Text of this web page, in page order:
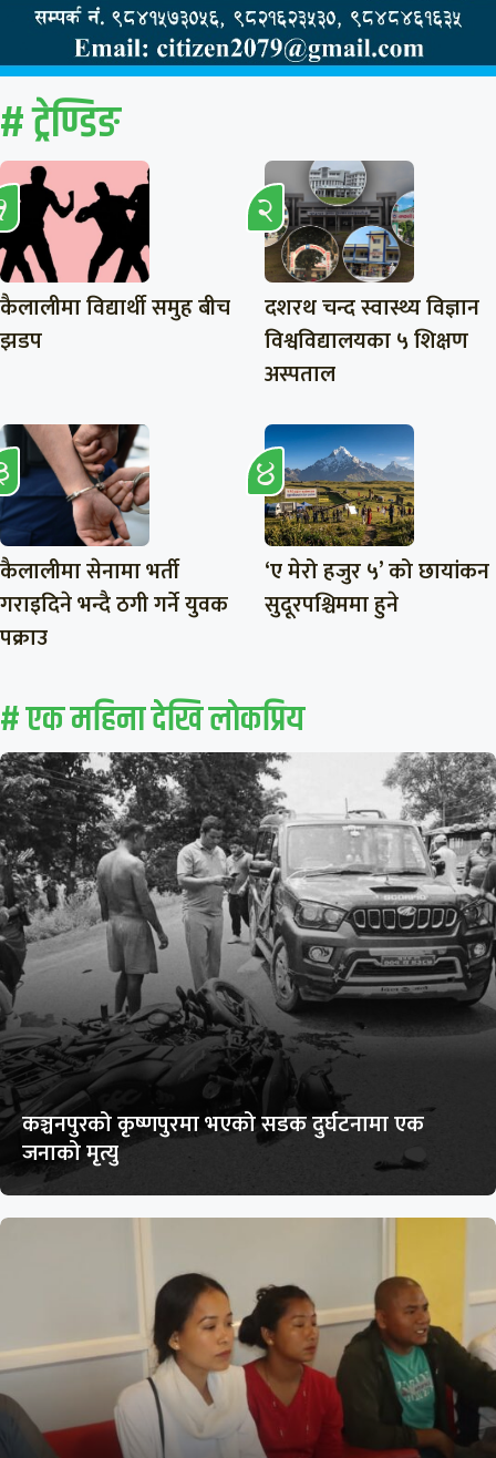
# ट्रेण्डिङ
कैलालीमा विद्यार्थी समुह बीच
झडप
दशरथ चन्द स्वास्थ्य विज्ञान
विश्वविद्यालयका ५ शिक्षण
अस्पताल
कैलालीमा सेनामा भर्ती
गराइदिने भन्दै ठगी गर्ने युवक
पक्राउ
‘ए मेरो हजुर ५’ को छायांकन
सुदूरपश्चिममा हुने
# एक महिना देखि लाेकप्रिय
कञ्चनपुरको कृष्णपुरमा भएको सडक दुर्घटनामा एक
जनाको मृत्यु